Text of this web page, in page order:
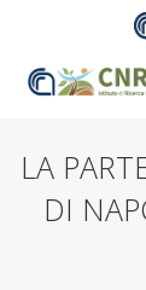
LA
DI